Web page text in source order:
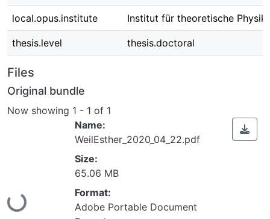
local.opus.institute Institut für theoretische Physik
thesis.level thesis.doctoral
Files
Original bundle
Now showing 1 - 1 of 1
Loading...
Name:
WeilEsther_2020_04_22.pdf
Size:
65.06 MB
Format:
Adobe Portable Document